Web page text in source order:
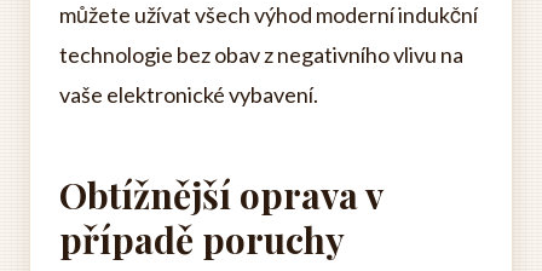
můžete užívat všech výhod moderní indukční
technologie bez obav z negativního vlivu na
vaše elektronické vybavení.
Obtížnější oprava v
případě poruchy